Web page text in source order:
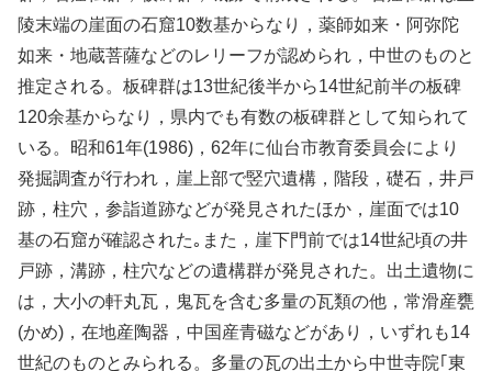
陵末端の崖面の石窟10数基からなり，薬師如来・阿弥陀
如来・地蔵菩薩などのレリーフが認められ，中世のものと
推定される。板碑群は13世紀後半から14世紀前半の板碑
120余基からなり，県内でも有数の板碑群として知られて
いる。昭和61年(1986)，62年に仙台市教育委員会により
発掘調査が行われ，崖上部で竪穴遺構，階段，礎石，井戸
跡，柱穴，参詣道跡などが発見されたほか，崖面では10
基の石窟が確認された｡また，崖下門前では14世紀頃の井
戸跡，溝跡，柱穴などの遺構群が発見された。出土遺物に
は，大小の軒丸瓦，鬼瓦を含む多量の瓦類の他，常滑産甕
(かめ)，在地産陶器，中国産青磁などがあり，いずれも14
世紀のものとみられる。多量の瓦の出土から中世寺院｢東